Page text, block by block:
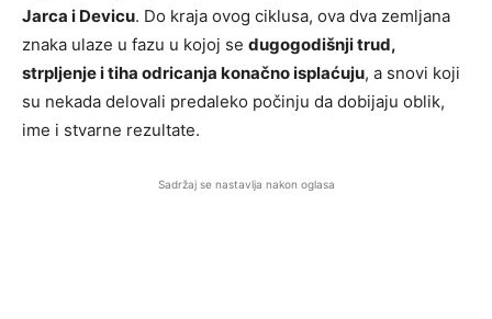
Jarca i Devicu. Do kraja ovog ciklusa, ova dva zemljana
znaka ulaze u fazu u kojoj se dugogodišnji trud,
strpljenje i tiha odricanja konačno isplaćuju, a snovi koji
su nekada delovali predaleko počinju da dobijaju oblik,
ime i stvarne rezultate.
Sadržaj se nastavlja nakon oglasa